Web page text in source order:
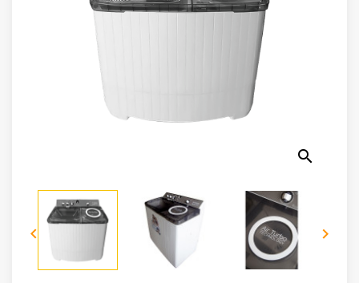
Electroménager
Sécurité
Mobilités
Loisirs
search
 